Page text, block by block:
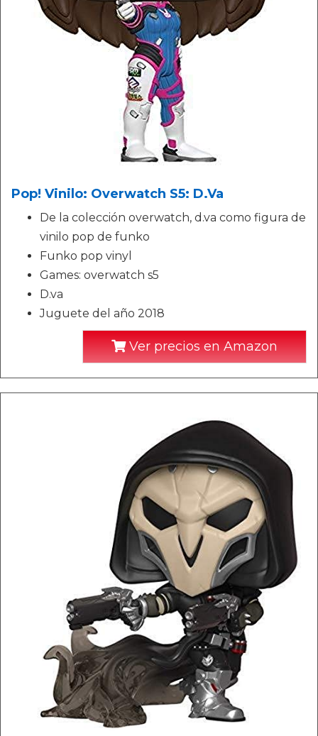
Pop! Vinilo: Overwatch S5: D.Va
De la colección overwatch, d.va como figura de
vinilo pop de funko
Funko pop vinyl
Games: overwatch s5
D.va
Juguete del año 2018
Ver precios en Amazon